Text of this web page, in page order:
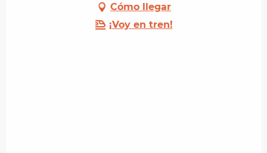
Cómo llegar
¡Voy en tren!